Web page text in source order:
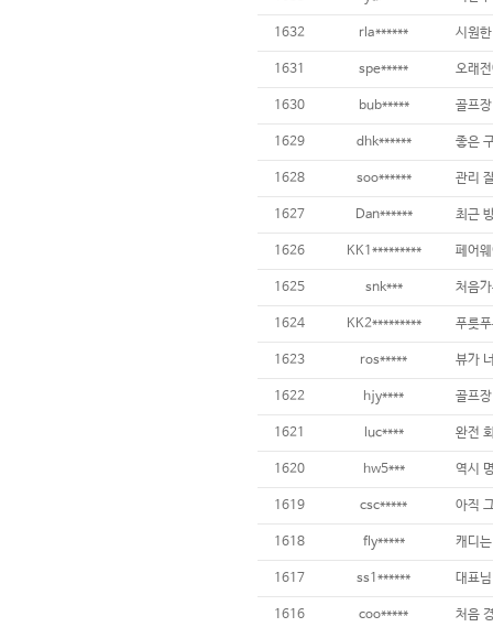
1632 rla******
1631 spe*****
1630 bub*****
1629 dhk****** 좋은
1628 soo****** 관리
1627 Dan******
1626 KK1********* 페어
1625 snk***
1624 KK2*********
1623 ros***** 뷰가
1622 hjy****
1621 luc****
1620 hw5***
1619 csc*****
1618 fly*****
1617 ss1******
1616 coo*****